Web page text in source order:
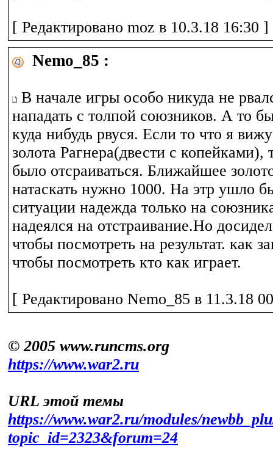
[ Редактировано moz в 10.3.18 16:30 ]
Nemo_85 :
В начале игры особо никуда не
нападать с толпой союзников. А то
куда нибудь рвуся. Если то что я
золота Рагнера(двести с копейками),
было отсраиваться. Ближайшее
натаскать нужно 1000. На этр ушло
ситуации надежда только на
надеялся на отстраивание.Но
чтобы посмотреть на результат. как
чтобы посмотреть кто как играет.
[ Редактировано Nemo_85 в 11.3.18
© 2005 www.runcms.org
https://www.war2.ru
URL этой темы
https://www.war2.ru/modules/
topic_id=2323&forum=24